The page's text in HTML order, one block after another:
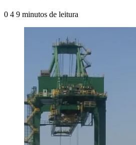
0 4 9 minutos de leitura